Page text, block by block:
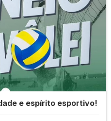
e espírito esportivo!